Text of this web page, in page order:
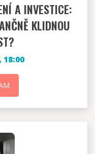
A INVESTICE:
KLIDNOU
18:00